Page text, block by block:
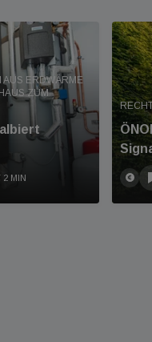
AUS ERDWÄRME
ZUM
2 MIN